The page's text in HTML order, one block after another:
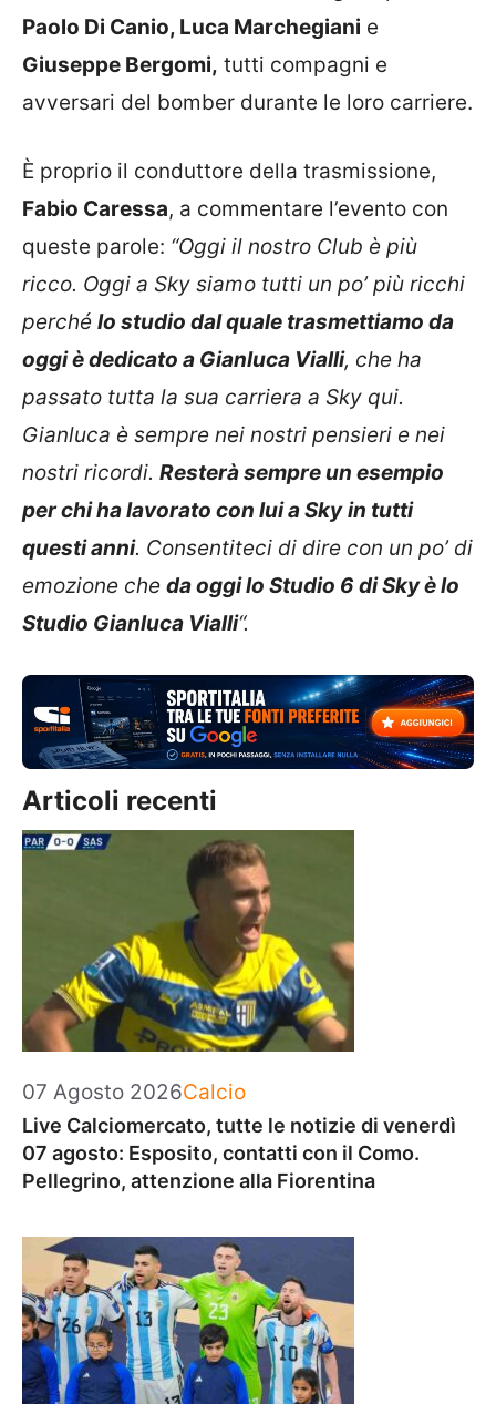
Paolo Di Canio, Luca Marchegiani e
Giuseppe Bergomi, tutti compagni e
avversari del bomber durante le loro carriere.
È proprio il conduttore della trasmissione,
Fabio Caressa, a commentare l’evento con
queste parole: “Oggi il nostro Club è più
ricco. Oggi a Sky siamo tutti un po’ più ricchi
perché lo studio dal quale trasmettiamo da
oggi è dedicato a Gianluca Vialli, che ha
passato tutta la sua carriera a Sky qui.
Gianluca è sempre nei nostri pensieri e nei
nostri ricordi. Resterà sempre un esempio
per chi ha lavorato con lui a Sky in tutti
questi anni. Consentiteci di dire con un po’ di
emozione che da oggi lo Studio 6 di Sky è lo
Studio Gianluca Vialli“.
Articoli recenti
07 Agosto 2026Categorie
Calcio
Live Calciomercato, tutte le notizie di venerdì
07 agosto: Esposito, contatti con il Como.
Pellegrino, attenzione alla Fiorentina